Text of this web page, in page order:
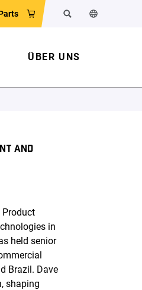
SearchChange the
ÜBER UNS
AND
Product
in
held senior
Brazil. Dave
shaping